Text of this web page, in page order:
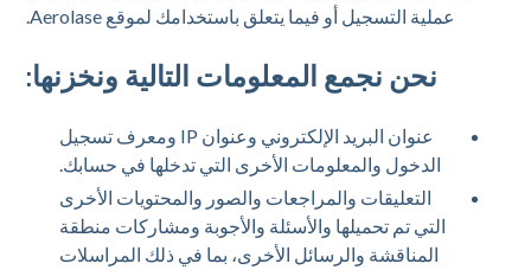
عملية التسجيل أو فيما يتعلق باستخدامك لموقع Aerolase.
نحن نجمع المعلومات التالية ونخزنها:
عنوان البريد الإلكتروني وعنوان IP ومعرف تسجيل
الدخول والمعلومات الأخرى التي تدخلها في حسابك.
التعليقات والمراجعات والصور والمحتويات الأخرى
التي تم تحميلها والأسئلة والأجوبة ومشاركات منطقة
المناقشة والرسائل الأخرى، بما في ذلك المراسلات